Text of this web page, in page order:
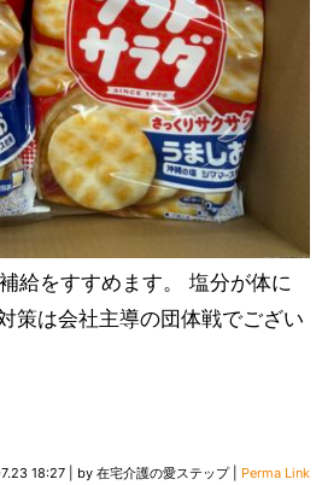
給をすすめます。 塩分が体に
策は会社主導の団体戦でござい
18:27 by 在宅介護の愛ステップ| Perma Link